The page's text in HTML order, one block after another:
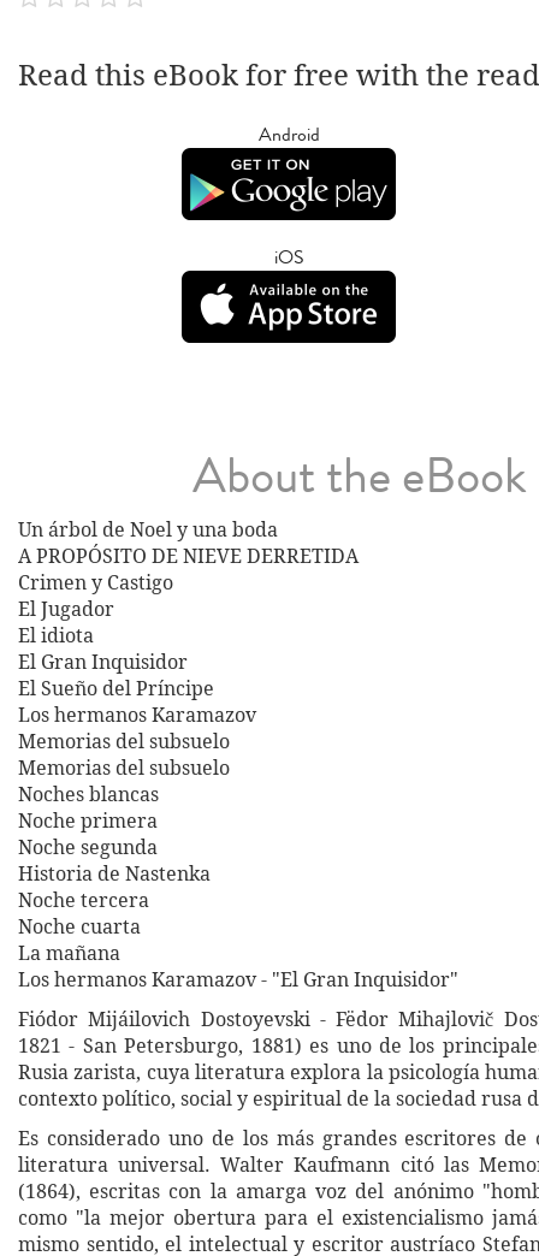
Read this eBook for free with the
Android
iOS
About the eBook
Un árbol de Noel y una boda
A PROPÓSITO DE NIEVE DERRETIDA
Crimen y Castigo
El Jugador
El idiota
El Gran Inquisidor
El Sueño del Príncipe
Los hermanos Karamazov
Memorias del subsuelo
Memorias del subsuelo
Noches blancas
Noche primera
Noche segunda
Historia de Nastenka
Noche tercera
Noche cuarta
La mañana
Los hermanos Karamazov - "El Gran Inquisidor"
Fiódor Mijáilovich Dostoyevski - Fëdor Mihajlovič
1821 - San Petersburgo, 1881) es uno de los
Rusia zarista, cuya literatura explora la psicología
contexto político, social y espiritual de la sociedad rusa
Es considerado uno de los más grandes escritores
literatura universal. Walter Kaufmann citó las
(1864), escritas con la amarga voz del anónimo
como "la mejor obertura para el existencialismo
mismo sentido, el intelectual y escritor austríaco